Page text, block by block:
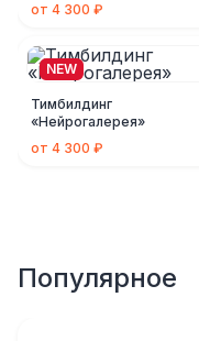
от 4 300 ₽
NEW
Тимбилдинг
«Нейрогалерея»
от 4 300 ₽
Популярное